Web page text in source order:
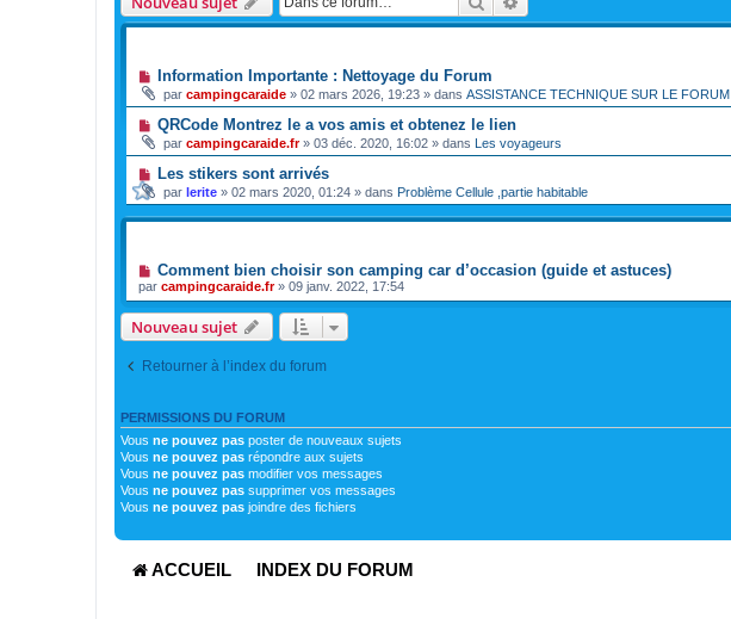
Information Importante : Nettoyage du Forum
par campingcaraide » 02 mars 2026, 19:23 » dans ASSISTANCE TECHNIQUE SUR LE FORUM
QRCode Montrez le a vos amis et obtenez le lien
par campingcaraide.fr» 03 déc. 2020, 16:02 » dans Les voyageurs
Les stikers sont arrivés
par lerite » 02 mars 2020, 01:24 » dans Problème Cellule ,partie habitable
Comment bien choisir son camping car d’occasion (guide et astuces)
par campingcaraide.fr» 09 janv. 2022, 17:54
Nouveau sujet
Retourner à l’index du forum
PERMISSIONS DU FORUM
Vous ne pouvez pas poster de nouveaux sujets
Vous ne pouvez pas répondre aux sujets
Vous ne pouvez pas modifier vos messages
Vous ne pouvez pas supprimer vos messages
Vous ne pouvez pas joindre des fichiers
ACCUEIL INDEX DU FORUM